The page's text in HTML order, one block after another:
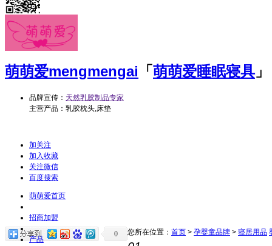
萌萌爱mengmengai 「萌萌爱睡眠寝具 」
品牌宣传： 天然乳胶制品专家
主营产品：乳胶枕头,床垫
加关注
加入收藏
关注微信
百度搜索
萌萌爱首页
招商加盟
产品
0 您所在位置： 首页 > 孕婴童品牌 > 寝居用品